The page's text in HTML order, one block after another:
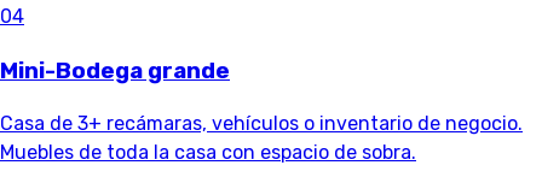
04
Mini-Bodega grande
Casa de 3+ recámaras, vehículos o inventario de negocio.
Muebles de toda la casa con espacio de sobra.